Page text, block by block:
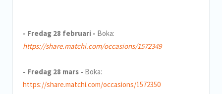
- Fredag 28 februari - Boka:
https://share.matchi.com/occasions/1572349
- Fredag 28 mars - Boka:
https://share.matchi.com/occasions/1572350